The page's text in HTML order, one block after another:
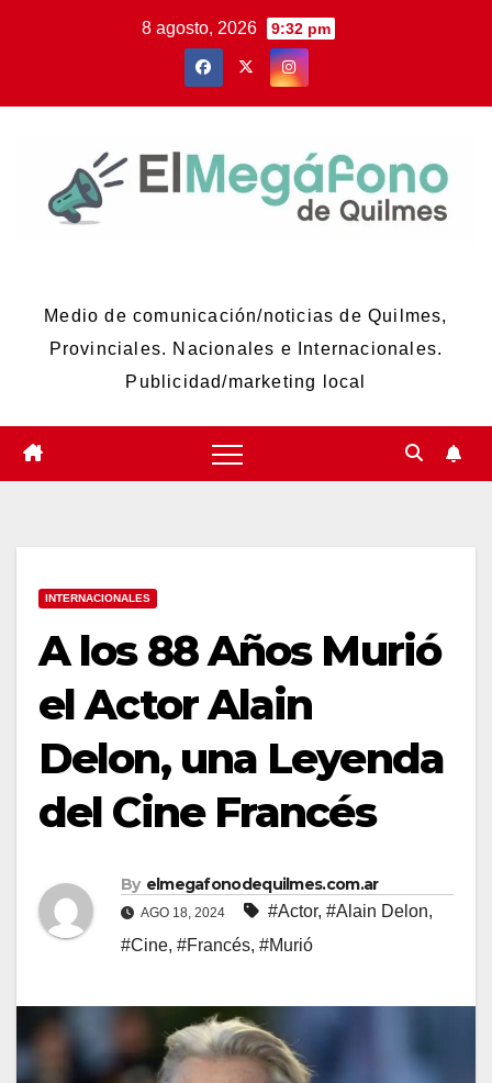
8 agosto, 2026 9:32 pm
Medio de comunicación/noticias de Quilmes,
Provinciales. Nacionales e Internacionales.
Publicidad/marketing local
INTERNACIONALES
A los 88 Años Murió
el Actor Alain
Delon, una Leyenda
del Cine Francés
By elmegafonodequilmes.com.ar
AGO 18, 2024 #Actor, #Alain Delon,
#Cine, #Francés, #Murió